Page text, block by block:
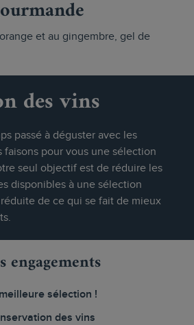
et au gingembre, gel de
des vins
passé à déguster avec les
faisons pour vous une sélection
seul objectif est de réduire les
disponibles à une sélection
de ce qui se fait de mieux
engagements
sélection !
des vins